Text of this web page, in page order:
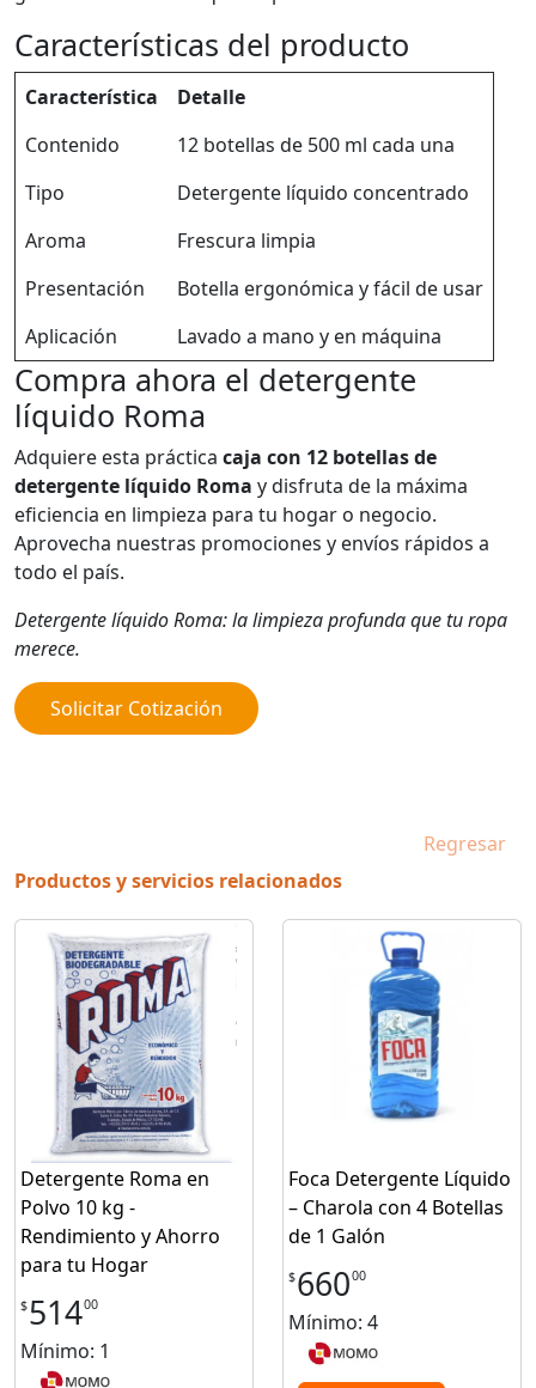
Características del producto
Característica
Detalle
Contenido
12 botellas de 500 ml cada una
Tipo
Detergente líquido concentrado
Aroma
Frescura limpia
Presentación
Botella ergonómica y fácil de usar
Aplicación
Lavado a mano y en máquina
Compra ahora el detergente
líquido Roma
Adquiere esta práctica caja con 12 botellas de
detergente líquido Roma y disfruta de la máxima
eficiencia en limpieza para tu hogar o negocio.
Aprovecha nuestras promociones y envíos rápidos a
todo el país.
Detergente líquido Roma: la limpieza profunda que tu ropa
merece.
Solicitar Cotización
Regresar
Productos y servicios relacionados
Detergente Roma en
Polvo 10 kg -
Rendimiento y Ahorro
para tu Hogar
$51400
Mínimo: 1
Foca Detergente Líquido
– Charola con 4 Botellas
de 1 Galón
$66000
Mínimo: 4